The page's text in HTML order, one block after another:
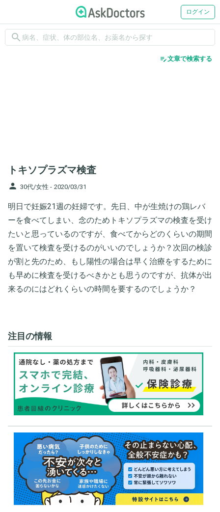
ログイン
search
edit_note文章で検索する
トキソプラズマ検査
person 30代/女性 - 2020/03/31
明日で妊娠21週の妊婦です。先日、中が生焼けの鶏レバ
ーを食べてしまい、念のためトキソプラズマの検査を受け
たいと思っているのですが、食べてからどのくらいの期間
を置いて検査を受けるのがいいのでしょうか？次回の検診
が割と先のため、もし陽性の場合は早く治療をするために
も早めに検査を受けるべきかとも思うのですが、抗体が出
来るのにはどれくらいの時間を要するのでしょうか？
注目の情報